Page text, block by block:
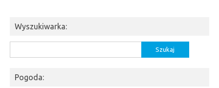
Wyszukiwarka:
Pogoda: